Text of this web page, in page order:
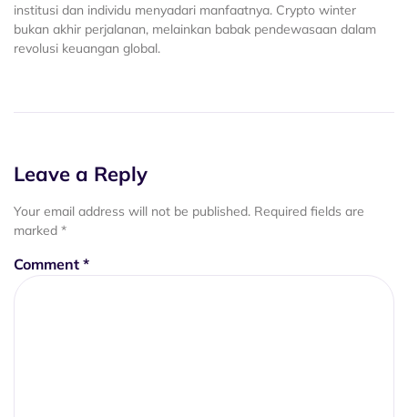
institusi dan individu menyadari manfaatnya. Crypto winter
bukan akhir perjalanan, melainkan babak pendewasaan dalam
revolusi keuangan global.
Leave a Reply
Your email address will not be published. Required fields are
marked *
Comment *